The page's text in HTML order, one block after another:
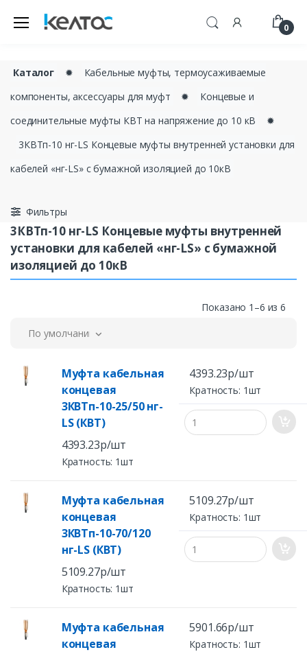
0
Каталог ✹
Кабельные муфты, термоусаживаемые
компоненты, аксессуары для муфт
✹
Концевые и
соединительные муфты КВТ на напряжение до 10 кВ
✹
3КВТп-10 нг-LS Концевые муфты внутренней установки для
кабелей «нг-LS» с бумажной изоляцией до 10кВ
Фильтры
3КВТп-10 нг-LS Концевые муфты внутренней
установки для кабелей «нг-LS» с бумажной
изоляцией до 10кВ
Показано 1–6 из 6
По умолчанию
Муфта кабельная
концевая
3КВТп-10-25/50 нг-
LS (КВТ)
4393.23р/шт
Кратность: 1шт
4393.23р/шт
Кратность: 1шт
Муфта кабельная
концевая
3КВТп-10-70/120
нг-LS (КВТ)
5109.27р/шт
Кратность: 1шт
5109.27р/шт
Кратность: 1шт
Муфта кабельная
концевая
5901.66р/шт
Кратность: 1шт